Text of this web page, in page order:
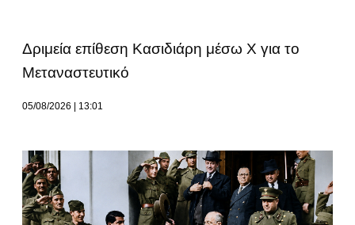
Δριμεία επίθεση Κασιδιάρη μέσω Χ για το
Μεταναστευτικό
05/08/2026 13:01